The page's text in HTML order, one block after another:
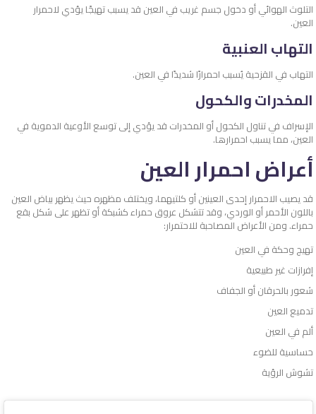
التلوث الهوائي أو دخول جسم غريب في العين قد يسبب تهيجًا يؤدي لاحمرار
العين.
التهاب العنبية
التهاب في القزحية يُسبب احمرارًا شديدًا في العين.
المخدرات والكحول
الإسراف في تناول الكحول أو المخدرات قد يؤدي إلى توسع الأوعية الدموية في
العين، مما يسبب احمرارها.
أعراض احمرار العين
قد يصيب الاحمرار إحدى العينين أو كلتيهما، ويختلف مظهره حيث يظهر بياض العين
باللون الأحمر أو الوردي، وقد تتشكل عروق حمراء كشبكة أو تظهر على شكل بقع
حمراء. ومن الأعراض المصاحبة للاحتمرار:
تهيج وحكة في العين
إفرازات غير طبيعية
شعور بالحرقان أو الجفاف
تدميع العين
ألم في العين
حساسية للضوء
تشوش الرؤية